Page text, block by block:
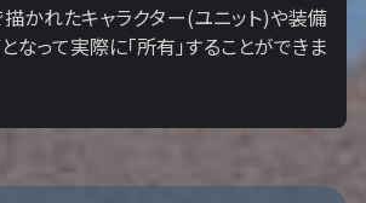
かれたキャラクター(ユニット)や装備
なって実際に「所有」することができま